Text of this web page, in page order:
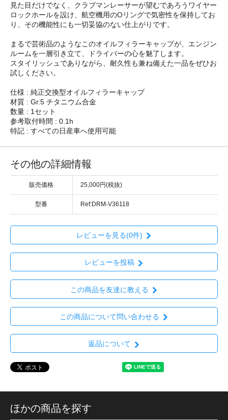
見た目だけでなく、クラブマンレーサーが望むであろうワイヤー
ロックホールを設け、航空機用のOリングで気密性を保持してお
り、その機能性にも一切妥協のない仕上がりです。
まるで芸術品のようなこのオイルフィラーキャップが、エンジン
ルームを一層引き立て、ドライバーの心を魅了します。
スタイリッシュでありながら、耐久性も兼ね備えた一品をぜひお
試しください。
仕様 : 純正交換型オイルフィラーキャップ
材質 : Gr.5 チタニウム合金
数量 : 1セット
参考取付時間 : 0.1h
特記 : すべての日産車へ使用可能
その他の詳細情報
販売価格 25,000円(税抜)
型番 Ref:DRM-V36118
レビューを見る(0件)
レビューを投稿
この商品を友達に教える
この商品について問い合わせる
返品について
ほかの商品を探す